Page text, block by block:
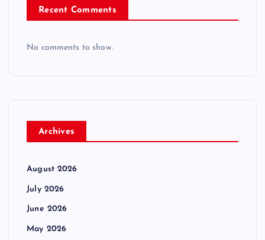
Recent Comments
No comments to show.
Archives
August 2026
July 2026
June 2026
May 2026